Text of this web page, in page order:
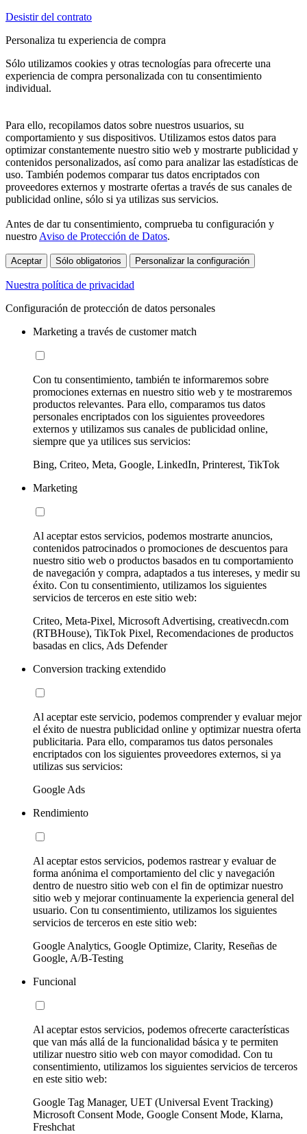
Desistir del contrato
Personaliza tu experiencia de compra
Sólo utilizamos cookies y otras tecnologías para ofrecerte una
experiencia de compra personalizada con tu consentimiento
individual.
Para ello, recopilamos datos sobre nuestros usuarios, su
comportamiento y sus dispositivos. Utilizamos estos datos para
optimizar constantemente nuestro sitio web y mostrarte publicidad y
contenidos personalizados, así como para analizar las estadísticas de
uso. También podemos comparar tus datos encriptados con
proveedores externos y mostrarte ofertas a través de sus canales de
publicidad online, sólo si ya utilizas sus servicios.
Antes de dar tu consentimiento, comprueba tu configuración y
nuestro Aviso de Protección de Datos.
Aceptar Sólo obligatorios Personalizar la configuración
Nuestra política de privacidad
Configuración de protección de datos personales
Marketing a través de customer match
Con tu consentimiento, también te informaremos sobre
promociones externas en nuestro sitio web y te mostraremos
productos relevantes. Para ello, comparamos tus datos
personales encriptados con los siguientes proveedores
externos y utilizamos sus canales de publicidad online,
siempre que ya utilices sus servicios:
Bing, Criteo, Meta, Google, LinkedIn, Printerest, TikTok
Marketing
Al aceptar estos servicios, podemos mostrarte anuncios,
contenidos patrocinados o promociones de descuentos para
nuestro sitio web o productos basados en tu comportamiento
de navegación y compra, adaptados a tus intereses, y medir su
éxito. Con tu consentimiento, utilizamos los siguientes
servicios de terceros en este sitio web:
Criteo, Meta-Pixel, Microsoft Advertising, creativecdn.com
(RTBHouse), TikTok Pixel, Recomendaciones de productos
basadas en clics, Ads Defender
Conversion tracking extendido
Al aceptar este servicio, podemos comprender y evaluar mejor
el éxito de nuestra publicidad online y optimizar nuestra oferta
publicitaria. Para ello, comparamos tus datos personales
encriptados con los siguientes proveedores externos, si ya
utilizas sus servicios:
Google Ads
Rendimiento
Al aceptar estos servicios, podemos rastrear y evaluar de
forma anónima el comportamiento del clic y navegación
dentro de nuestro sitio web con el fin de optimizar nuestro
sitio web y mejorar continuamente la experiencia general del
usuario. Con tu consentimiento, utilizamos los siguientes
servicios de terceros en este sitio web:
Google Analytics, Google Optimize, Clarity, Reseñas de
Google, A/B-Testing
Funcional
Al aceptar estos servicios, podemos ofrecerte características
que van más allá de la funcionalidad básica y te permiten
utilizar nuestro sitio web con mayor comodidad. Con tu
consentimiento, utilizamos los siguientes servicios de terceros
en este sitio web:
Google Tag Manager, UET (Universal Event Tracking)
Microsoft Consent Mode, Google Consent Mode, Klarna,
Freshchat